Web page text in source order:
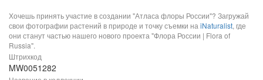
Хочешь принять участие в создании "Атласа флоры России"? Загружай
свои фотографии растений в природе и точку съемки наiNaturalist, где
они станут частью нашего нового проекта "Флора России | Flora of
Russia".
Штрихкод
MW0051282